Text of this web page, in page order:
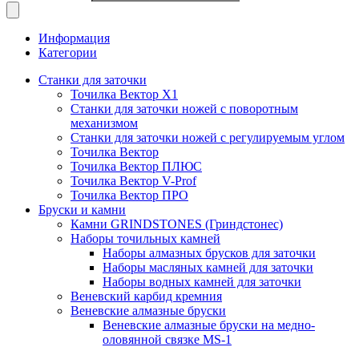
Информация
Категории
Станки для заточки
Точилка Вектор X1
Станки для заточки ножей с поворотным
механизмом
Станки для заточки ножей с регулируемым углом
Точилка Вектор
Точилка Вектор ПЛЮС
Точилка Вектор V-Prof
Точилка Вектор ПРО
Бруски и камни
Камни GRINDSTONES (Гриндстонес)
Наборы точильных камней
Наборы алмазных брусков для заточки
Наборы масляных камней для заточки
Наборы водных камней для заточки
Веневский карбид кремния
Веневские алмазные бруски
Веневские алмазные бруски на медно-
оловянной связке MS-1